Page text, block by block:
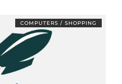
COMPUTERS / SHOPPING